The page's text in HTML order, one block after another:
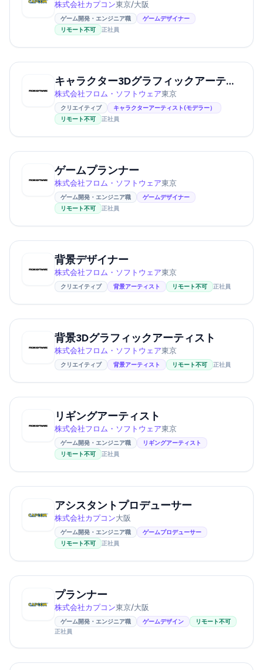
株式会社カプコン東京/大阪
ゲーム開発・エンジニア職
ゲームデザイナー
リモート不可
正社員
キャラクター3Dグラフィックアーティスト
株式会社フロム・ソフトウェア東京
クリエイティブ
キャラクターアーティスト(モデラー）
リモート不可
正社員
ゲームプランナー
株式会社フロム・ソフトウェア東京
ゲーム開発・エンジニア職
ゲームデザイナー
リモート不可
正社員
背景デザイナー
株式会社フロム・ソフトウェア東京
クリエイティブ 背景アーティスト リモート不可 正社員
背景3Dグラフィックアーティスト
株式会社フロム・ソフトウェア東京
クリエイティブ 背景アーティスト リモート不可 正社員
リギングアーティスト
株式会社フロム・ソフトウェア東京
ゲーム開発・エンジニア職
リギングアーティスト
リモート不可
正社員
アシスタントプロデューサー
株式会社カプコン大阪
ゲーム開発・エンジニア職
ゲームプロデューサー
リモート不可
正社員
プランナー
株式会社カプコン東京/大阪
ゲーム開発・エンジニア職 ゲームデザイン
リモート不可
正社員